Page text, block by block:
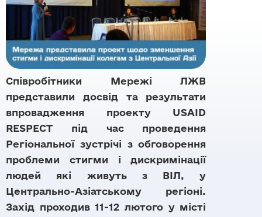
Осередки
Партнери
Правова допомога
Цифрові продукти
Тендери
DataCheck
Бренди
Матеріали
Звіти
Дашборди
Відео-архів
Документи
Співробітники Мережі ЛЖВ
представили досвід та результати
впровадження проекту USAID
RESPECT під час проведення
Регіональної зустрічі з обговорення
проблеми стигми і дискримінації
людей які живуть з ВІЛ, у
Центрально-Азіатському регіоні.
Захід проходив 11-12 лютого у місті